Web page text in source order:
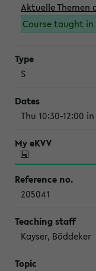
Aktuelle Themen
Course taught in
S
Thu 10:30-12:00
205041
Kayser, Böddeker